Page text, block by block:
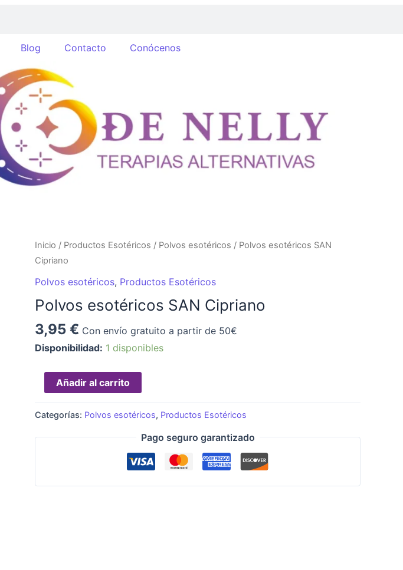
Blog Contacto Conócenos
Inicio / Productos Esotéricos / Polvos esotéricos / Polvos esotéricos SAN
Cipriano
Polvos esotéricos, Productos Esotéricos
Polvos esotéricos SAN Cipriano
3,95 € Con envío gratuito a partir de 50€
Disponibilidad: 1 disponibles
Polvos
esotéricos
SAN
cantidad
Añadir al carrito
Categorías: Polvos esotéricos, Productos Esotéricos
Pago seguro garantizado